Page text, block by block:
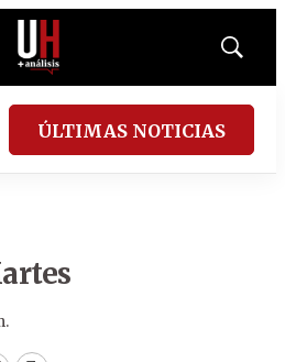
Mostrar
ÚLTIMAS NOTICIAS